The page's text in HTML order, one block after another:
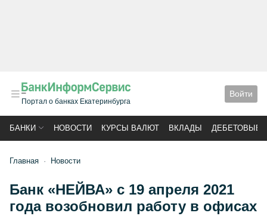
Портал о банках Екатеринбурга
Войти
БАНКИ НОВОСТИ КУРСЫ ВАЛЮТ ВКЛАДЫ ДЕБЕТОВЫЕ
Главная Новости
Банк «НЕЙВА» с 19 апреля 2021
года возобновил работу в офисах